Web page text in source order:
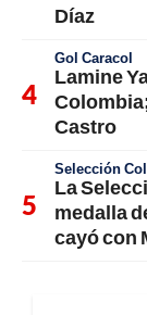
Díaz
Gol Caracol
Lamine
Castro
Selección
La
medalla
cayó con